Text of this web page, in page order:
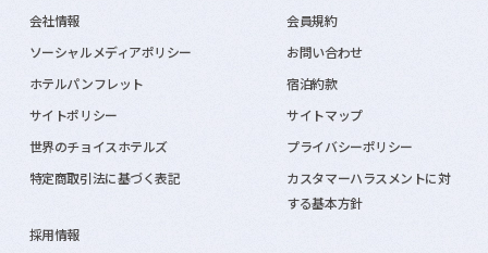
会社情報
会員規約
ソーシャルメディアポリシー
お問い合わせ
ホテルパンフレット
宿泊約款
サイトポリシー
サイトマップ
世界のチョイスホテルズ
プライバシーポリシー
特定商取引法に基づく表記
カスタマーハラスメントに対
する基本方針
採用情報